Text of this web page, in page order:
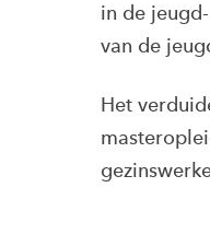
in de
van de
Het